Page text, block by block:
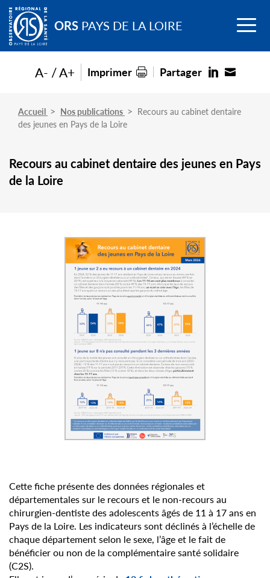
Go to
main
content ORS PAYS DE LA LOIRE Menu
Accueil Nos publications
Recours au cabinet dentaire
des jeunes en Pays de la Loire
Recours au cabinet dentaire des jeunes en Pays
de la Loire
A- A+ Imprimer Partager
Cette fiche présente des données régionales et
départementales sur le recours et le non-recours au
chirurgien-dentiste des adolescents âgés de 11 à 17 ans en
Pays de la Loire. Les indicateurs sont déclinés à l’échelle de
chaque département selon le sexe, l’âge et le fait de
bénéficier ou non de la complémentaire santé solidaire
(C2S).